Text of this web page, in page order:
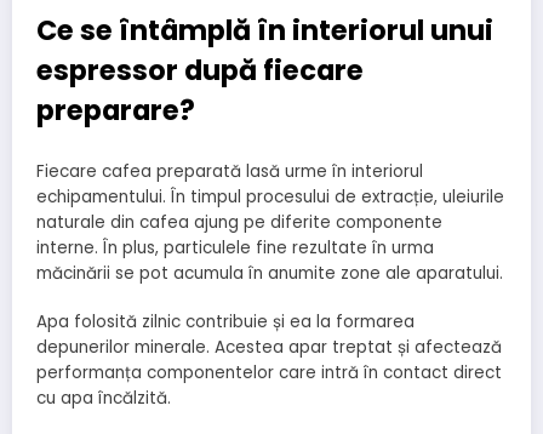
Ce se întâmplă în interiorul unui
espressor după fiecare
preparare?
Fiecare cafea preparată lasă urme în interiorul
echipamentului. În timpul procesului de extracție, uleiurile
naturale din cafea ajung pe diferite componente
interne. În plus, particulele fine rezultate în urma
măcinării se pot acumula în anumite zone ale aparatului.
Apa folosită zilnic contribuie și ea la formarea
depunerilor minerale. Acestea apar treptat și afectează
performanța componentelor care intră în contact direct
cu apa încălzită.